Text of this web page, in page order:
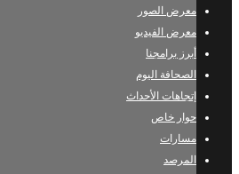
معرض الصور
معرض الفيديو
أبرز برامجنا
الصحافة اليوم
إتجاهات الأحداث
حوار خاص
مسارات
المرصد